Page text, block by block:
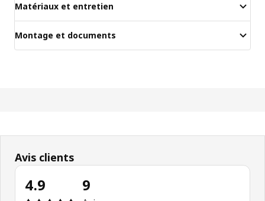
Matériaux et entretien
Montage et documents
Avis clients
4.9 9